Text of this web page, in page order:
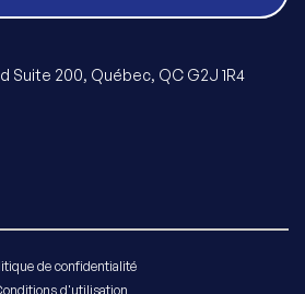
Suite 200, Québec, QC G2J 1R4
de confidentialité
d'utilisation